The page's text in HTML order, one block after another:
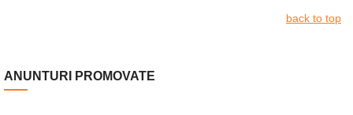
back to top
ANUNTURI PROMOVATE